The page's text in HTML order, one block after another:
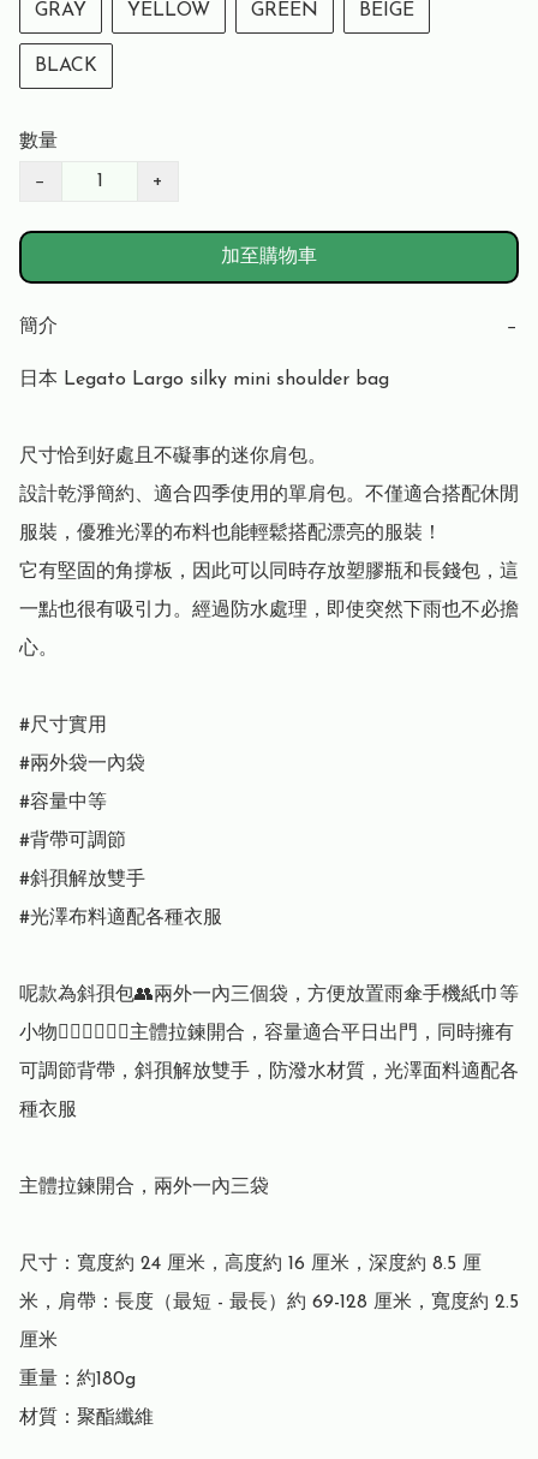
GRAY YELLOW GREEN BEIGE
BLACK
數量
− +
加至購物車
簡介 −
日本 Legato Largo silky mini shoulder bag
尺寸恰到好處且不礙事的迷你肩包。
設計乾淨簡約、適合四季使用的單肩包。不僅適合搭配休閒
服裝，優雅光澤的布料也能輕鬆搭配漂亮的服裝！
它有堅固的角撐板，因此可以同時存放塑膠瓶和長錢包，這
一點也很有吸引力。經過防水處理，即使突然下雨也不必擔
心。
#尺寸實用
#兩外袋一內袋
#容量中等
#背帶可調節
#斜孭解放雙手
#光澤布料適配各種衣服
呢款為斜孭包👥兩外一內三個袋，方便放置雨傘手機紙巾等
小物👍🏻👍🏻👍🏻主體拉鍊開合，容量適合平日出門，同時擁有
可調節背帶，斜孭解放雙手，防潑水材質，光澤面料適配各
種衣服
主體拉鍊開合，兩外一內三袋
尺寸：寬度約 24 厘米，高度約 16 厘米，深度約 8.5 厘
米，肩帶：長度（最短 - 最長）約 69-128 厘米，寬度約 2.5
厘米
重量：約180g
材質：聚酯纖維